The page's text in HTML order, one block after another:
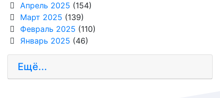
Апрель 2025 (154)
Март 2025 (139)
Февраль 2025 (110)
Январь 2025 (46)
Ещё...